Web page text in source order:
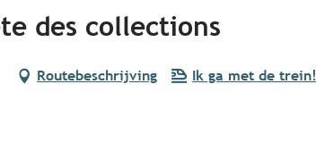
des collections
Routebeschrijving Ik ga met de trein!